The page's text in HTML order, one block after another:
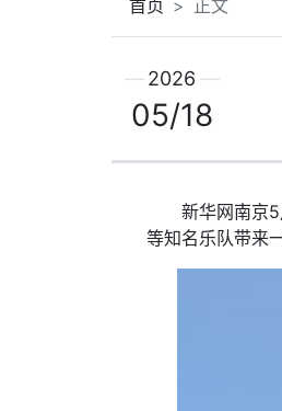
首页 正文
2026
05/18
新华网南京5月
等知名乐队带来